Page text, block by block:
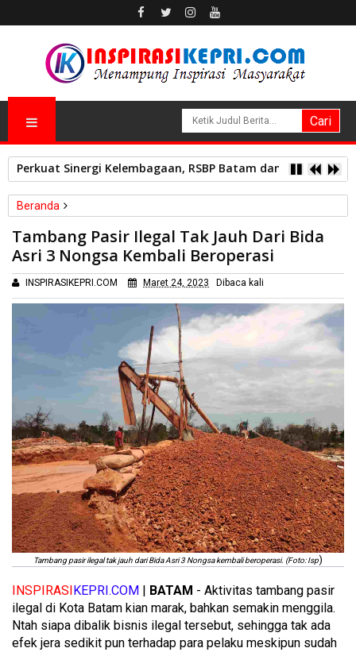
Perkuat Sinergi Kelembagaan, RSBP Batam dan BPOM
Beranda
Tambang Pasir Ilegal Tak Jauh Dari Bida Asri 3 Nongsa Kembali
Tambang Pasir Ilegal Tak Jauh Dari Bida
Asri 3 Nongsa Kembali Beroperasi
INSPIRASIKEPRI.COM Maret 24, 2023 Dibaca kali
Tambang pasir ilegal tak jauh dari Bida Asri 3 Nongsa kembali beroperasi. (Foto: Isp)
INSPIRASI KEPRI.COM BATAM - Aktivitas tambang pasir
ilegal di Kota Batam kian marak, bahkan semakin menggila.
Ntah siapa dibalik bisnis ilegal tersebut, sehingga tak ada
efek jera sedikit pun terhadap para pelaku meskipun sudah